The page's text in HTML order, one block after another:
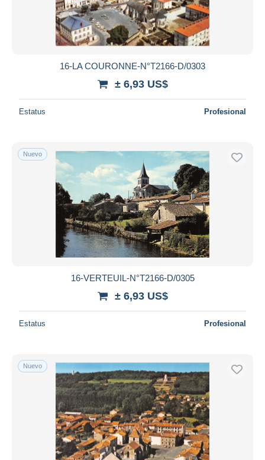
16-LA COURONNE-N°T2166-D/0303
± 6,93 US$
Estatus Profesional
Nuevo
16-VERTEUIL-N°T2166-D/0305
± 6,93 US$
Estatus Profesional
Nuevo